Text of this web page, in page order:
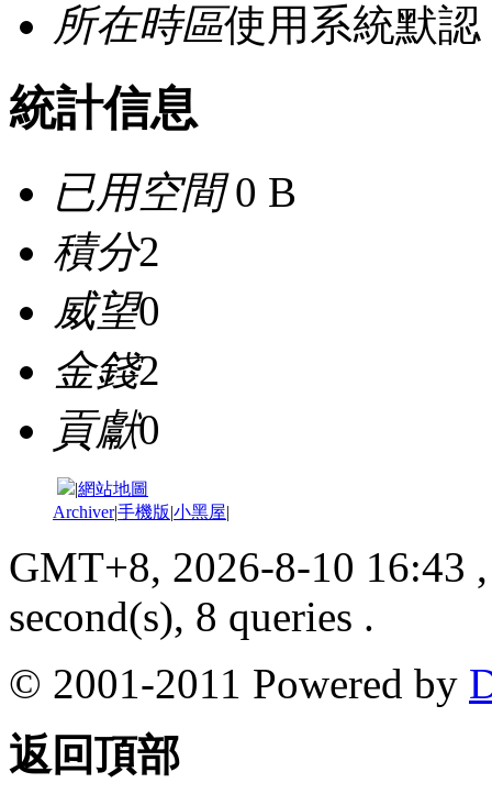
所在時區使用系統默認
統計信息
已用空間0 B
積分2
威望0
金錢2
貢獻0
|網站地圖
Archiver|手機版|小黑屋|
GMT+8, 2026-8-10 16:43
second(s), 8 queries .
© 2001-2011 Powered by
返回頂部